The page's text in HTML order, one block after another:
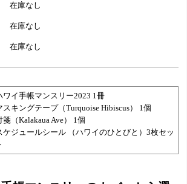
在庫なし
在庫なし
在庫なし
ワイ手帳マンスリー2023 1冊
スキングテープ（Turquoise Hibiscus） 1個
箋（Kalakaua Ave） 1個
ケジュールシール （ハワイのひとびと）3枚セッ